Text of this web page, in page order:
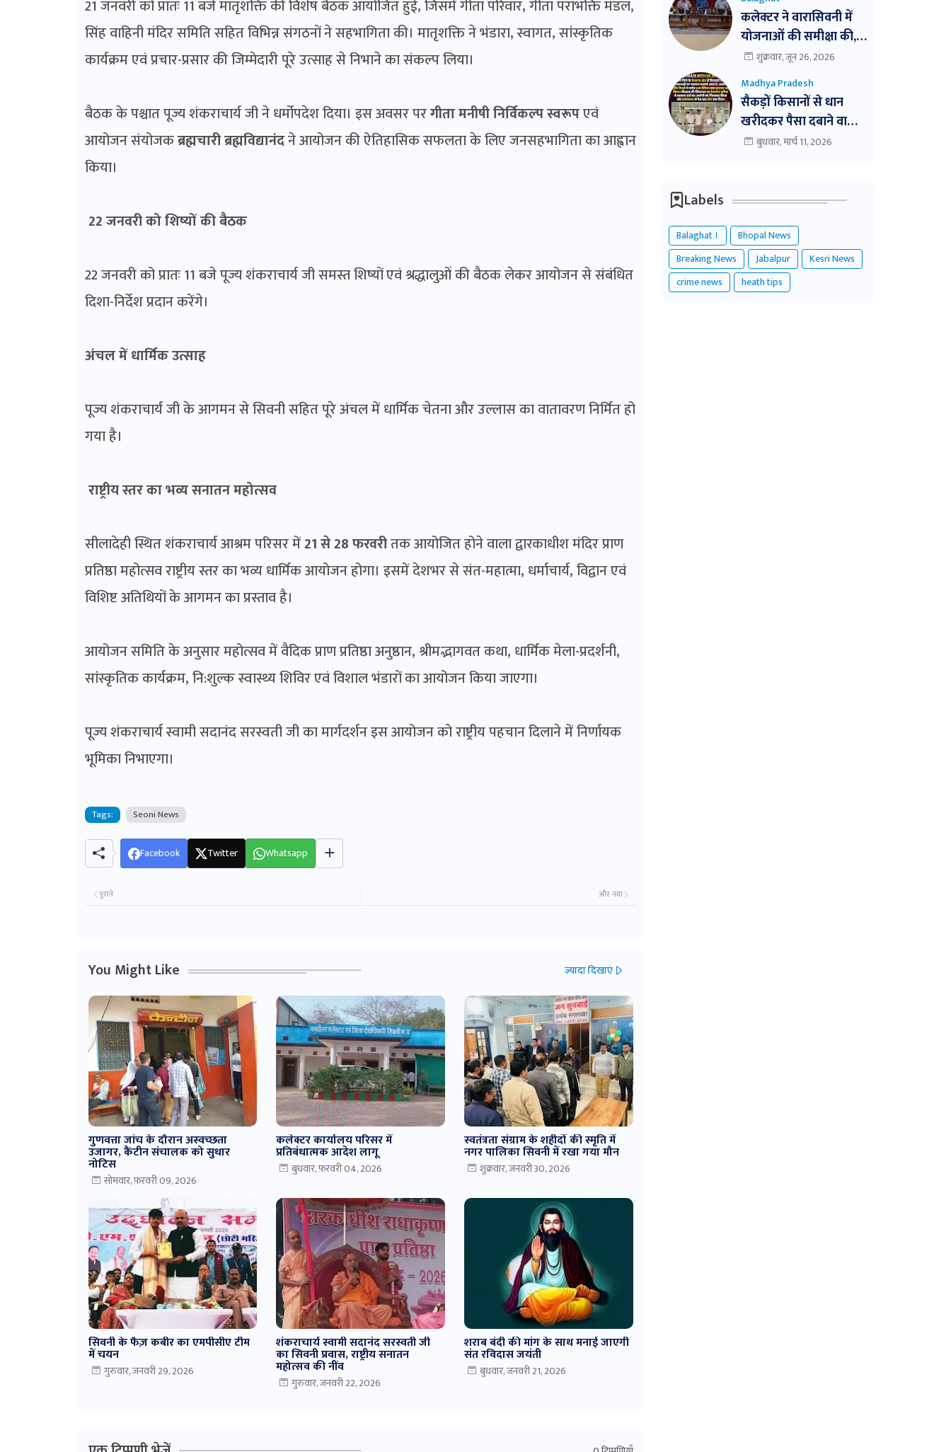
21 जनवरी को प्रातः 11 बजे मातृशक्ति की विशेष बैठक आयोजित हुई, जिसमें गीता परिवार, गीता पराभक्ति मंडल,
सिंह वाहिनी मंदिर समिति सहित विभिन्न संगठनों ने सहभागिता की। मातृशक्ति ने भंडारा, स्वागत, सांस्कृतिक
कार्यक्रम एवं प्रचार-प्रसार की जिम्मेदारी पूरे उत्साह से निभाने का संकल्प लिया।
बैठक के पश्चात पूज्य शंकराचार्य जी ने धर्मोपदेश दिया। इस अवसर परगीता मनीषी निर्विकल्प स्वरूपएवं
आयोजन संयोजकब्रह्मचारी ब्रह्मविद्यानंदने आयोजन की ऐतिहासिक सफलता के लिए जनसहभागिता का आह्वान
किया।
22 जनवरी को शिष्यों की बैठक
22 जनवरी को प्रातः 11 बजे पूज्य शंकराचार्य जी समस्त शिष्यों एवं श्रद्धालुओं की बैठक लेकर आयोजन से संबंधित
दिशा-निर्देश प्रदान करेंगे।
अंचल में धार्मिक उत्साह
पूज्य शंकराचार्य जी के आगमन से सिवनी सहित पूरे अंचल में धार्मिक चेतना और उल्लास का वातावरण निर्मित हो
गया है।
राष्ट्रीय स्तर का भव्य सनातन महोत्सव
सीलादेही स्थित शंकराचार्य आश्रम परिसर में21 से 28 फरवरीतक आयोजित होने वाला द्वारकाधीश मंदिर प्राण
प्रतिष्ठा महोत्सव राष्ट्रीय स्तर का भव्य धार्मिक आयोजन होगा। इसमें देशभर से संत-महात्मा, धर्माचार्य, विद्वान एवं
विशिष्ट अतिथियों के आगमन का प्रस्ताव है।
आयोजन समिति के अनुसार महोत्सव में वैदिक प्राण प्रतिष्ठा अनुष्ठान, श्रीमद्भागवत कथा, धार्मिक मेला-प्रदर्शनी,
सांस्कृतिक कार्यक्रम, नि:शुल्क स्वास्थ्य शिविर एवं विशाल भंडारों का आयोजन किया जाएगा।
पूज्य शंकराचार्य स्वामी सदानंद सरस्वती जी का मार्गदर्शन इस आयोजन को राष्ट्रीय पहचान दिलाने में निर्णायक
भूमिका निभाएगा।
Tags: Seoni News
Facebook Twitter Whatsapp
और नया
पुराने
You Might Like ज़्यादा दिखाएं
गुणवत्ता जांच के दौरान अस्वच्छता
उजागर, कैंटीन संचालक को सुधार
नोटिस
सोमवार, फ़रवरी 09, 2026
कलेक्टर कार्यालय परिसर में
प्रतिबंधात्मक आदेश लागू
बुधवार, फ़रवरी 04, 2026
स्वतंत्रता संग्राम के शहीदों की स्मृति में
नगर पालिका सिवनी में रखा गया मौन
शुक्रवार, जनवरी 30, 2026
सिवनी के फैज़ कबीर का एमपीसीए टीम
में चयन
गुरुवार, जनवरी 29, 2026
शंकराचार्य स्वामी सदानंद सरस्वती जी
का सिवनी प्रवास, राष्ट्रीय सनातन
महोत्सव की नींव
गुरुवार, जनवरी 22, 2026
शराब बंदी की मांग के साथ मनाई जाएगी
संत रविदास जयंती
बुधवार, जनवरी 21, 2026
जांच हेतु भेजे ।
कलेक्टर ने वारासिवनी में
योजनाओं की समीक्षा की,
लापरवाही पर सख्त कार्रवाई
के निर्देश। बैठक में
विभागवार समीक्षा,
लापरवाही पर नोटिस और
निलंबन तक की कार्रवाई के
निर्देश
शुक्रवार, जून 26, 2026
Madhya Pradesh
सैकड़ों किसानों से धान
खरीदकर पैसा दबाने वाला
व्यापारी आखिरकार पुलिस
बुधवार, मार्च 11, 2026
Labels
Balaghat ।
Bhopal News
Breaking News
Jabalpur
Kesri News
crime news
heath tips